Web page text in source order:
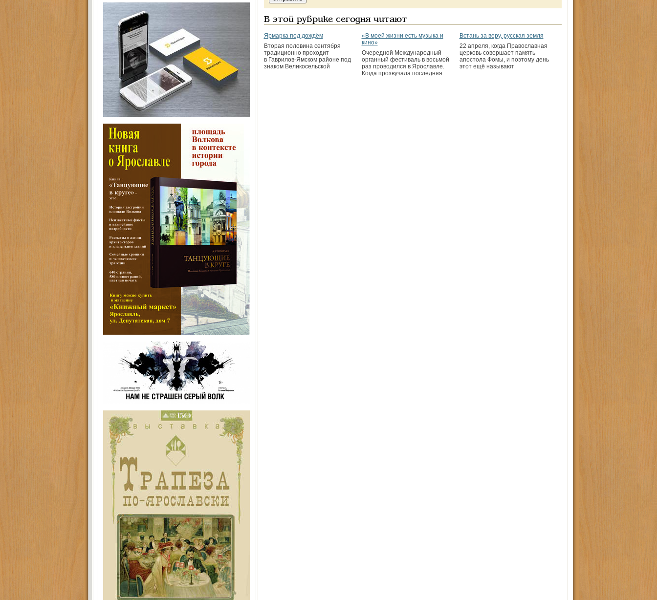
В этой рубрике сегодня читают
Ярмарка под дождём
Вторая половина сентября
традиционно проходит
в Гаврилов-Ямском районе под
знаком Великосельской
«В моей жизни есть музыка и
кино»
Очередной Международный
органный фестиваль в восьмой
раз проводился в Ярославле.
Когда прозвучала последняя
Встань за веру, русская земля
22 апреля, когда Православная
церковь совершает память
апостола Фомы, и поэтому день
этот ещё называют